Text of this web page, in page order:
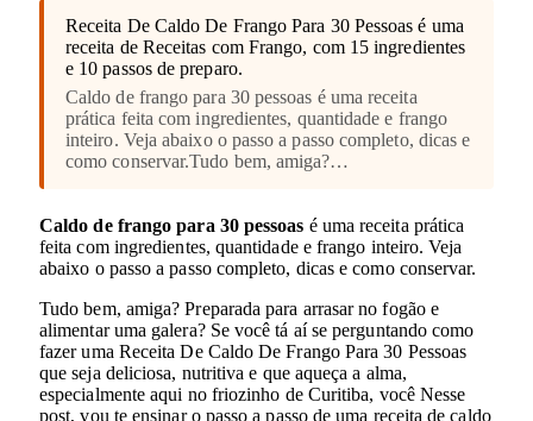
Receita De Caldo De Frango Para 30 Pessoas é uma
receita de Receitas com Frango, com 15 ingredientes
e 10 passos de preparo.
Caldo de frango para 30 pessoas é uma receita
prática feita com ingredientes, quantidade e frango
inteiro. Veja abaixo o passo a passo completo, dicas e
como conservar.Tudo bem, amiga?…
Caldo de frango para 30 pessoas é uma receita prática
feita com ingredientes, quantidade e frango inteiro. Veja
abaixo o passo a passo completo, dicas e como conservar.
Tudo bem, amiga? Preparada para arrasar no fogão e
alimentar uma galera? Se você tá aí se perguntando como
fazer uma Receita De Caldo De Frango Para 30 Pessoas
que seja deliciosa, nutritiva e que aqueça a alma,
especialmente aqui no friozinho de Curitiba, você Nesse
post, vou te ensinar o passo a passo de uma receita de caldo